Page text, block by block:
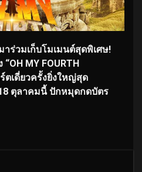
าร่วมเก็บโมเมนต์สุดพิเศษ!
MY FOURTH
ตเดี่ยวครั้งยิ่งใหญ่สุด
ตุลาคมนี้ ปักหมุดกดบัตร